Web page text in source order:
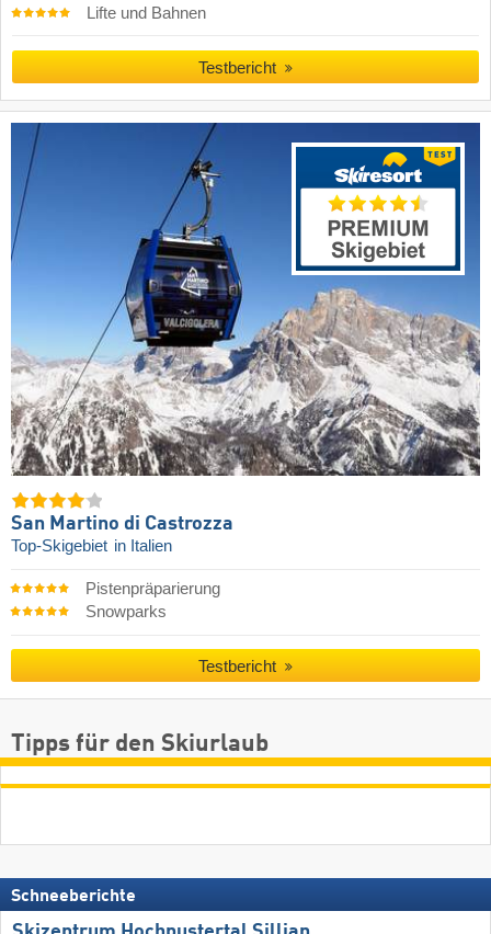
Lifte und Bahnen
Testbericht
San Martino di Castrozza
Top-Skigebiet in Italien
Pistenpräparierung
Snowparks
Testbericht
Tipps für den Skiurlaub
Schneeberichte